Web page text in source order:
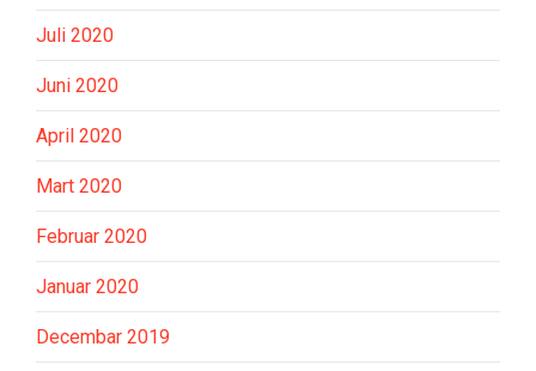
Juli 2020
Juni 2020
April 2020
Mart 2020
Februar 2020
Januar 2020
Decembar 2019